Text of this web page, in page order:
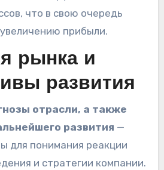
что в свою очередь
прибыли.
рынка и
развития
отрасли, а также
развития —
для понимания реакции
и стратегии компании.